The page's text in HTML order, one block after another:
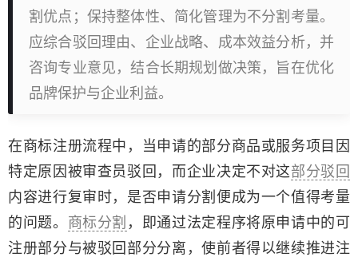
割优点；保持整体性、简化管理为不分割考量。
应综合驳回理由、企业战略、成本效益分析，并
咨询专业意见，结合长期规划做决策，旨在优化
品牌保护与企业利益。
在商标注册流程中，当申请的部分商品或服务项目因
特定原因被审查员驳回，而企业决定不对这部分驳回
内容进行复审时，是否申请分割便成为一个值得考量
的问题。
商标分割 ，即通过法定程序将原申请中的可
注册部分与被驳回部分分离，使前者得以继续推进注